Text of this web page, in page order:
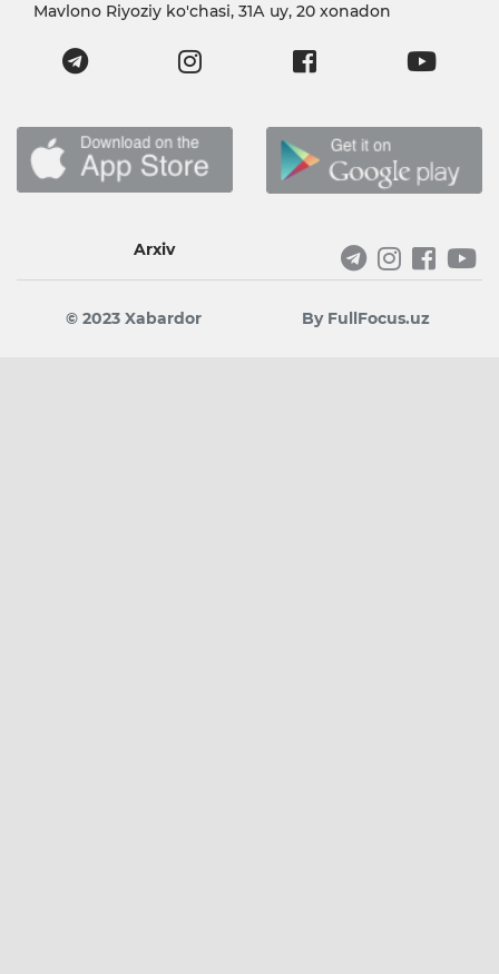
Mavlono Riyoziy ko'chasi, 31А uy, 20 xonadon
Arxiv
© 2023 Xabardor By FullFocus.uz